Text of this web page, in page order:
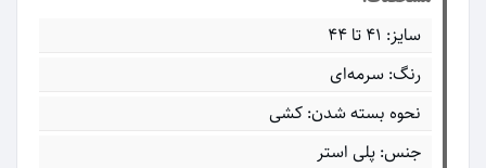
سایز: 41 تا 44
رنگ: سرمه‌ای
نحوه بسته شدن: کشی
جنس: پلی استر